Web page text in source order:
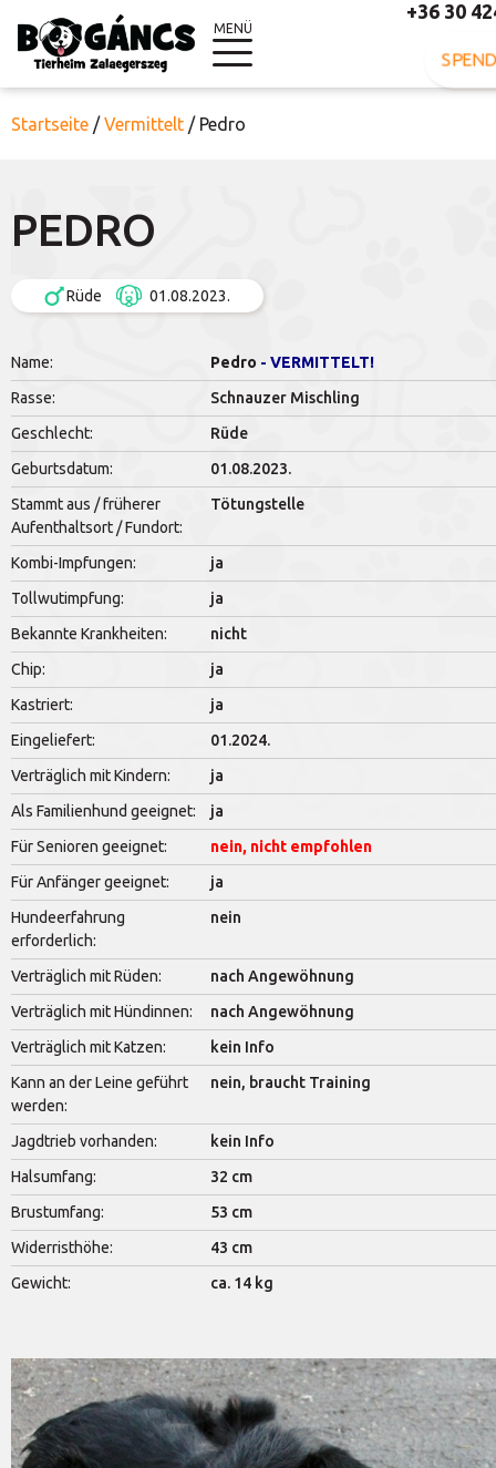
MENÜ
+36 30
Startseite / Vermittelt / Pedro
PEDRO
Rüde 01.08.2023.
Name: Pedro - VERMITTELT!
Rasse:
Schnauzer Mischling
Geschlecht:
Rüde
Geburtsdatum:
01.08.2023.
Stammt aus / früherer
Aufenthaltsort / Fundort:
Tötungstelle
Kombi-Impfungen:
ja
Tollwutimpfung:
ja
Bekannte Krankheiten:
nicht
Chip:
ja
Kastriert:
ja
Eingeliefert:
01.2024.
Verträglich mit Kindern:
ja
Als Familienhund geeignet:
ja
Für Senioren geeignet:
nein, nicht empfohlen
Für Anfänger geeignet:
ja
Hundeerfahrung
erforderlich:
nein
Verträglich mit Rüden:
nach Angewöhnung
Verträglich mit Hündinnen:
nach Angewöhnung
Verträglich mit Katzen:
kein Info
Kann an der Leine geführt
werden:
nein, braucht Training
Jagdtrieb vorhanden:
kein Info
Halsumfang:
32 cm
Brustumfang:
53 cm
Widerristhöhe:
43 cm
Gewicht:
ca. 14 kg